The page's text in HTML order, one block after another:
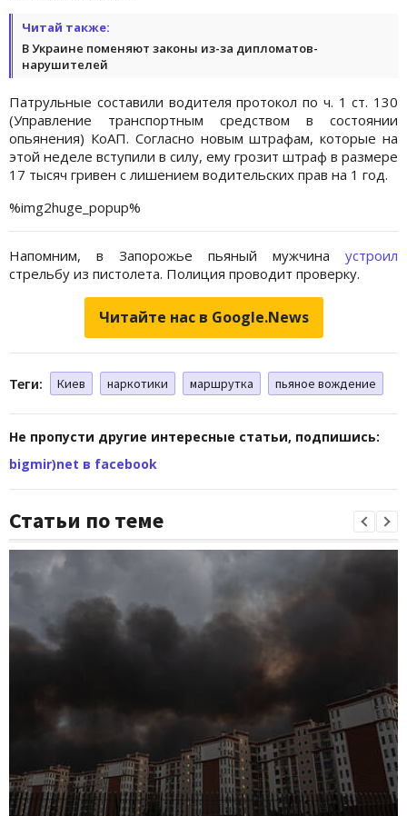
Читай также:
В Украине поменяют законы из-за дипломатов-
нарушителей
Патрульные составили водителя протокол по ч. 1 ст. 130
(Управление транспортным средством в состоянии
опьянения) КоАП. Согласно новым штрафам, которые на
этой неделе вступили в силу, ему грозит штраф в размере
17 тысяч гривен с лишением водительских прав на 1 год.
%img2huge_popup%
Напомним, в Запорожье пьяный мужчина устроил
стрельбу из пистолета. Полиция проводит проверку.
Читайте нас в Google.News
Теги: Киев наркотики маршрутка пьяное вождение
Не пропусти другие интересные статьи, подпишись:
bigmir)net в facebook
Статьи по теме